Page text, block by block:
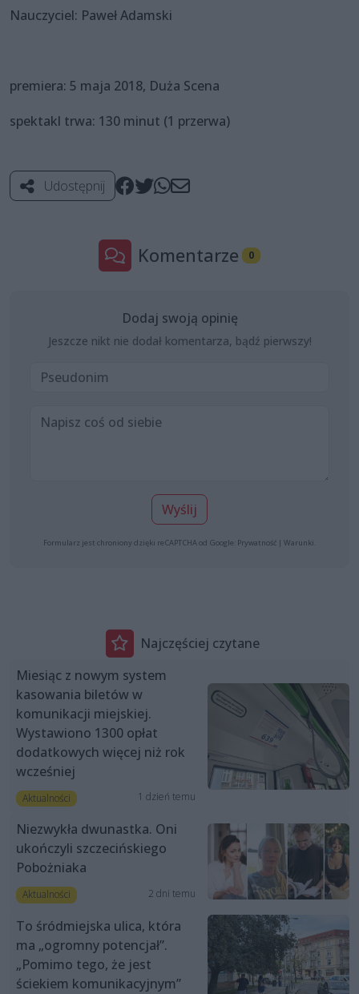
Nauczyciel: Paweł Adamski
premiera: 5 maja 2018, Duża Scena
spektakl trwa: 130 minut (1 przerwa)
Udostępnij
Komentarze 0
Dodaj swoją opinię
Jeszcze nikt nie dodał komentarza, bądź pierwszy!
Wyślij
Formularz jest chroniony dzięki reCAPTCHA od Google: Prywatność | Warunki
Najczęściej czytane
Miesiąc z nowym system
kasowania biletów w
komunikacji miejskiej.
Wystawiono 1300 opłat
dodatkowych więcej niż rok
wcześniej
Aktualności 1 dzień temu
Niezwykła dwunastka. Oni
ukończyli szczecińskiego
Pobożniaka
Aktualności 2 dni temu
To śródmiejska ulica, która
ma „ogromny potencjał”.
„Pomimo tego, że jest
ściekiem komunikacyjnym”